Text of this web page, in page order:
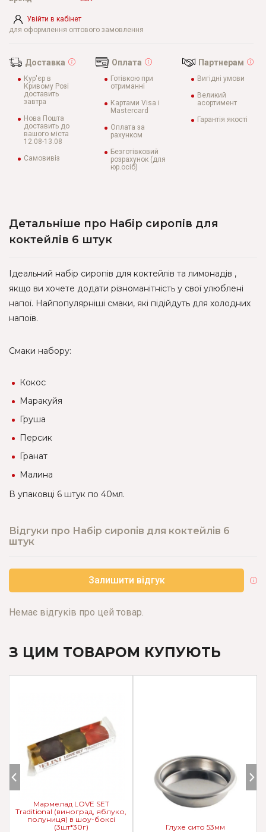
Увійти в кабінет
для оформлення оптового замовлення
Доставка
Кур'єр в
Кривому Розі
доставить
завтра
Нова Пошта
доставить до
вашого міста
12.08-13.08
Самовивіз
Оплата
Готівкою при
отриманні
Картами Visa і
Mastercard
Оплата за
рахунком
Безготівковий
розрахунок (для
юр.осіб)
Партнерам
Вигідні умови
Великий
асортимент
Гарантія якості
Детальніше про Набір сиропів для
коктейлів 6 штук
Ідеальний набір сиропів для коктейлів та лимонадів ,
якщо ви хочете додати різноманітність у свої улюблені
напої. Найпопулярніші смаки, які підійдуть для холодних
напоїв.
Смаки набору:
Кокос
Маракуйя
Груша
Персик
Гранат
Малина
В упаковці 6 штук по 40мл.
Відгуки про Набір сиропів для коктейлів 6
штук
Залишити відгук
Немає відгуків про цей товар.
З ЦИМ ТОВАРОМ КУПУЮТЬ
Глухе сито 53мм
Мармелад LOVE SET
Traditional (виноград, яблуко,
полуниця) в шоу-боксі
(3шт*30г)